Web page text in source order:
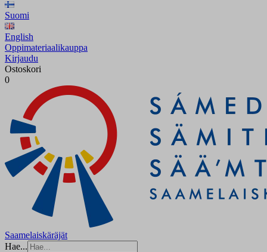
Suomi
English
Oppimateriaalikauppa
Kirjaudu
Ostoskori
0
Saamelaiskäräjät
Hae...